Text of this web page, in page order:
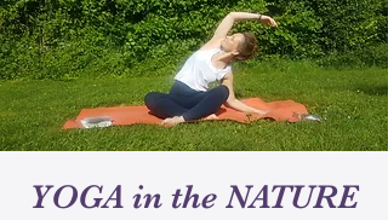
YOGA in the NATURE